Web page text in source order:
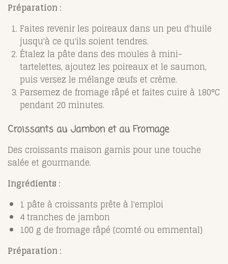
Préparation :
Faites revenir les poireaux dans un peu d'huile
jusqu'à ce qu'ils soient tendres.
Étalez la pâte dans des moules à mini-
tartelettes, ajoutez les poireaux et le saumon,
puis versez le mélange œufs et crème.
Parsemez de fromage râpé et faites cuire à 180°C
pendant 20 minutes.
Croissants au Jambon et au Fromage
Des croissants maison garnis pour une touche
salée et gourmande.
Ingrédients :
1 pâte à croissants prête à l'emploi
4 tranches de jambon
100 g de fromage râpé (comté ou emmental)
Préparation :